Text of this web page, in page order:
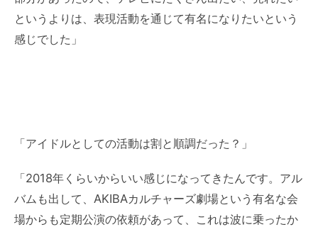
というよりは、表現活動を通じて有名になりたいという
感じでした」
「アイドルとしての活動は割と順調だった？」
「2018年くらいからいい感じになってきたんです。アル
バムも出して、AKIBAカルチャーズ劇場という有名な会
場からも定期公演の依頼があって、これは波に乗ったか